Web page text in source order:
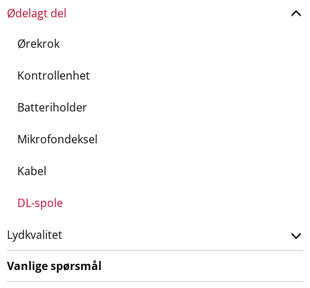
Ødelagt del
Ørekrok
Kontrollenhet
Batteriholder
Mikrofondeksel
Kabel
DL-spole
Lydkvalitet
Vanlige spørsmål